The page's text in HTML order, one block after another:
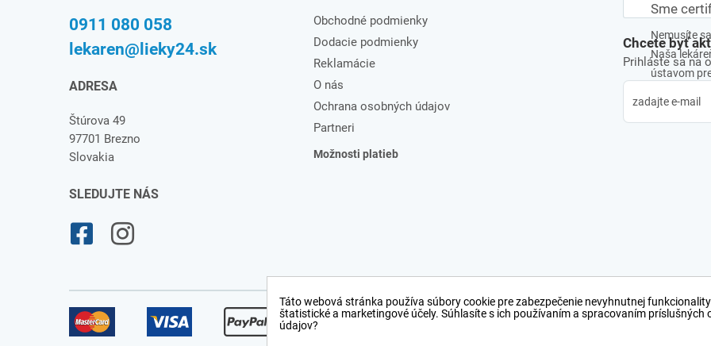
Sme
Nemusíte
Naša
ústavom
0911 080 058
lekaren@lieky24.sk
ADRESA
Štúrova 49
97701 Brezno
Slovakia
SLEDUJTE NÁS
Obchodné podmienky
Dodacie podmienky
Reklamácie
O nás
Ochrana osobných údajov
Partneri
Možnosti platieb
Chcete byť
Prihláste sa na
Táto webová stránka používa súbory cookie pre zabezpečenie nevyhnutnej
štatistické a marketingové účely. Súhlasíte s ich používaním a spracovaním príslušných
údajov?